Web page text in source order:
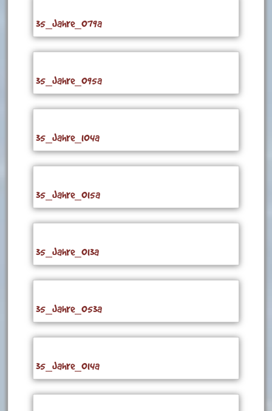
35_Jahre_079a
35_Jahre_095a
35_Jahre_104a
35_Jahre_015a
35_Jahre_013a
35_Jahre_053a
35_Jahre_014a